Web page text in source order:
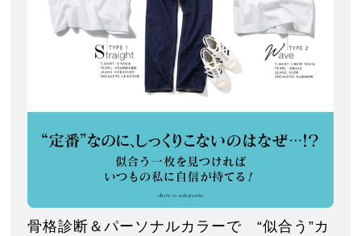
骨格診断＆パーソナルカラーで “似合う”カ